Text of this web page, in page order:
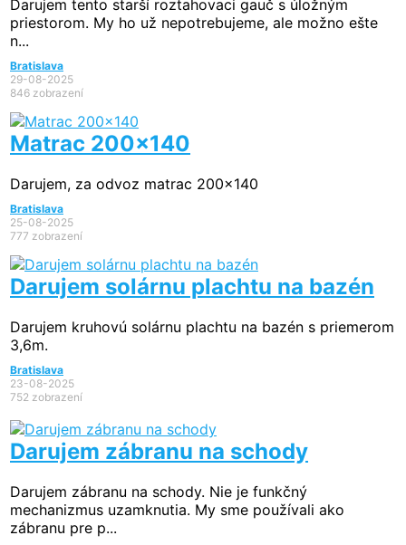
Darujem tento starší roztahovaci gauč s úložným
priestorom. My ho už nepotrebujeme, ale možno ešte
n...
Bratislava
29-08-2025
846 zobrazení
Matrac 200×140
Darujem, za odvoz matrac 200x140
Bratislava
25-08-2025
777 zobrazení
Darujem solárnu plachtu na bazén
Darujem kruhovú solárnu plachtu na bazén s priemerom
3,6m.
Bratislava
23-08-2025
752 zobrazení
Darujem zábranu na schody
Darujem zábranu na schody. Nie je funkčný
mechanizmus uzamknutia. My sme používali ako
zábranu pre p...